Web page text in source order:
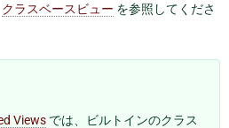
クラスベースビュー を参照してくださ
Views では、ビルトインのクラス